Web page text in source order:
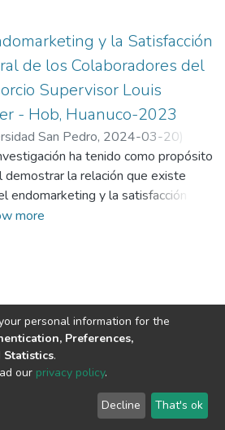
y la Satisfacción
de los Colaboradores del
Supervisor Louis
- Hob, Huanuco-2023
San Pedro, 2024-03-20)
Saavedra, Neri Guiamina; Avila
Yesenia Yesenia
ha tenido como propósito
demostrar la relación que existe
endomarketing y la satisfacción
de los colaboradores del Consorcio
y transversal. Se contó con una
constituida por de 93
de la empresa. La técnica
fue la encuesta, y el instrumento de
el cuestionario debidamente
los cuales fueron validados
more
copyright © 2002-2026
End User
Agreement
Send
Feedback
personal information for the
Preferences,
.
our privacy policy.
Decline That's ok